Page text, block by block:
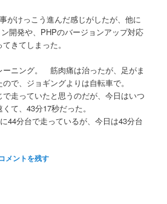
がけっこう進んだ感じがしたが、他に
開発や、PHPのバージョンアップ対応
きてしまった。
ーニング。 筋肉痛は治ったが、足がま
で、ジョギングよりは自転車で。
走っていたと思うのだが、今日はいつ
て、43分17秒だった。
44分台で走っているが、今日は43分台
メントを残す